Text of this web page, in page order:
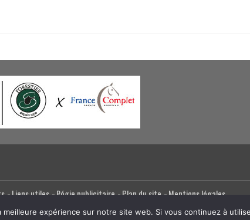
Liens utiles Régie publicitaire Plan du site Mentions légales
expérience sur notre site web. Si vous continuez à